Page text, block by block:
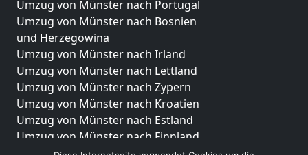
Umzug von Münster nach Portugal
Umzug von Münster nach Bosnien
und Herzegowina
Umzug von Münster nach Irland
Umzug von Münster nach Lettland
Umzug von Münster nach Zypern
Umzug von Münster nach Kroatien
Umzug von Münster nach Estland
Umzug von Münster nach Finnland